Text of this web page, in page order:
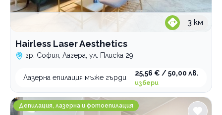
3 км
Hairless Laser Aesthetics
гр. София, Лагера, ул. Плиска 29
Лазерна епилация мъже гърди
25,56 € / 50,00 лв.
избери
INNOVA Beauty & Laser Studio
Депилация, лазерна и фотоепилация